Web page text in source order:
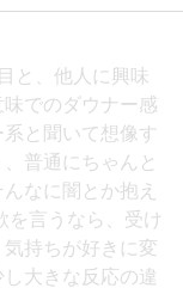
と、他人に興味
でのダウナー感
と聞いて想像す
普通にちゃんと
なに闇とか抱え
を言うなら、受け
持ちが好きに変
大きな反応の違